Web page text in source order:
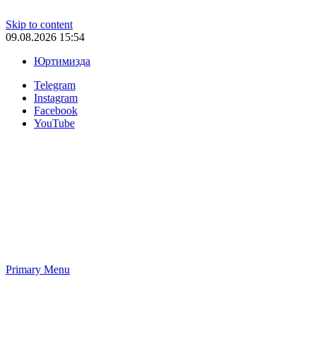
Skip to content
09.08.2026 15:54
Юртимизда
Telegram
Instagram
Facebook
YouTube
Primary Menu